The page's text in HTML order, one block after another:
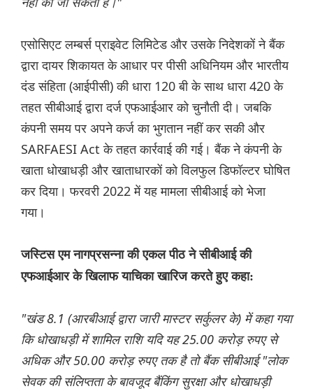
एसोसिएट लम्बर्स प्राइवेट लिमिटेड और उसके निदेशकों ने बैंक
द्वारा दायर शिकायत के आधार पर पीसी अधिनियम और भारतीय
दंड संहिता (आईपीसी) की धारा 120 बी के साथ धारा 420 के
तहत सीबीआई द्वारा दर्ज एफआईआर को चुनौती दी। जबकि
कंपनी समय पर अपने कर्ज का भुगतान नहीं कर सकी और
SARFAESI Act के तहत कार्रवाई की गई। बैंक ने कंपनी के
खाता धोखाधड़ी और खाताधारकों को विलफुल डिफॉल्टर घोषित
कर दिया। फरवरी 2022 में यह मामला सीबीआई को भेजा
गया।
जस्टिस एम नागप्रसन्ना की एकल पीठ ने सीबीआई की
एफआईआर के खिलाफ याचिका खारिज करते हुए कहा:
"खंड 8.1 (आरबीआई द्वारा जारी मास्टर सर्कुलर के) में कहा गया
कि धोखाधड़ी में शामिल राशि यदि यह 25.00 करोड़ रुपए से
अधिक और 50.00 करोड़ रुपए तक है तो बैंक सीबीआई "लोक
सेवक की संलिप्तता के बावजूद बैंकिंग सुरक्षा और धोखाधड़ी